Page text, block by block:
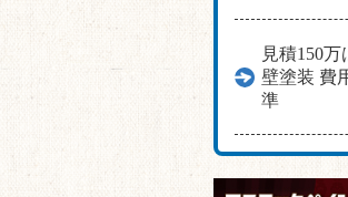
見積150
壁塗装 費
準